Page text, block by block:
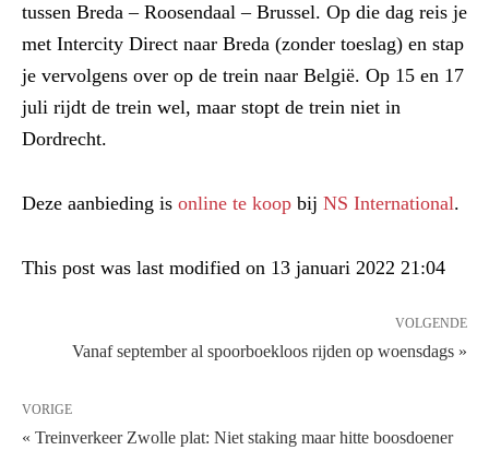
tussen Breda – Roosendaal – Brussel. Op die dag reis je
met Intercity Direct naar Breda (zonder toeslag) en stap
je vervolgens over op de trein naar België. Op 15 en 17
juli rijdt de trein wel, maar stopt de trein niet in
Dordrecht.
Deze aanbieding is online te koop bij NS International.
This post was last modified on 13 januari 2022 21:04
VOLGENDE
Vanaf september al spoorboekloos rijden op woensdags »
VORIGE
« Treinverkeer Zwolle plat: Niet staking maar hitte boosdoener